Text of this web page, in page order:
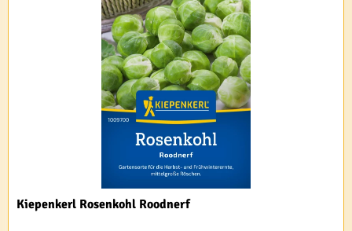
Kiepenkerl Rosenkohl Roodnerf